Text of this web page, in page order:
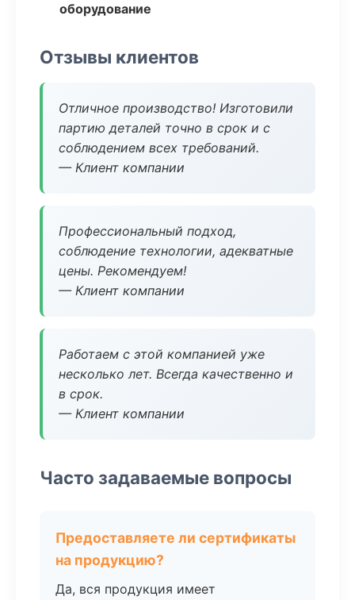
оборудование
Отзывы клиентов
Отличное производство! Изготовили
партию деталей точно в срок и с
соблюдением всех требований.
— Клиент компании
Профессиональный подход,
соблюдение технологии, адекватные
цены. Рекомендуем!
— Клиент компании
Работаем с этой компанией уже
несколько лет. Всегда качественно и
в срок.
— Клиент компании
Часто задаваемые вопросы
Предоставляете ли сертификаты
на продукцию?
Да, вся продукция имеет